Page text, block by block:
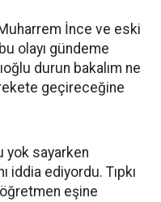
İnce ve eski
olayı gündeme
durun bakalım ne
geçireceğine
yok sayarken
iddia ediyordu. Tıpkı
öğretmen eşine